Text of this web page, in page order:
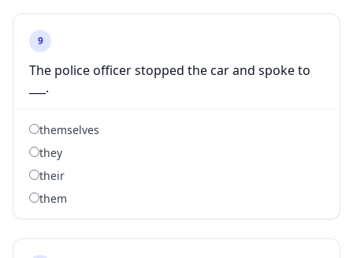
9
The police officer stopped the car and spoke to
___.
themselves
they
their
them